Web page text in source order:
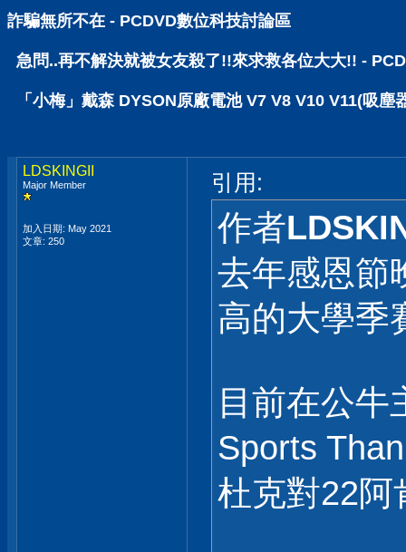
詐騙無所不在 - PCDVD數位科技討論區
急問..再不解決就被女友殺了!!來求救各位大大!! -
「小梅」戴森 DYSON原廠電池 V7 V8 V10 V11(吸
LDSKINGII
Major Member
加入日期: May 2021
文章: 250
引用:
作者
去年感恩節
高的大學季
目前在公牛
Sports
杜克對22阿